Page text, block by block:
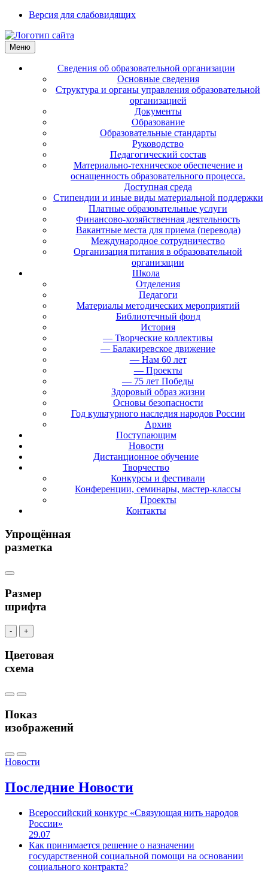
Версия для слабовидящих
Меню
Сведения об образовательной организации
Основные сведения
Структура и органы управления образовательной
организацией
Документы
Образование
Образовательные стандарты
Руководство
Педагогический состав
Материально-техническое обеспечение и
оснащенность образовательного процесса.
Доступная среда
Стипендии и иные виды материальной поддержки
Платные образовательные услуги
Финансово-хозяйственная деятельность
Вакантные места для приема (перевода)
Международное сотрудничество
Организация питания в образовательной
организации
Школа
Отделения
Педагоги
Материалы методических мероприятий
Библиотечный фонд
История
— Творческие коллективы
— Балакиревское движение
— Нам 60 лет
— Проекты
— 75 лет Победы
Здоровый образ жизни
Основы безопасности
Год культурного наследия народов России
Архив
Поступающим
Новости
Дистанционное обучение
Творчество
Конкурсы и фестивали
Конференции, семинары, мастер-классы
Проекты
Контакты
Упрощённая
разметка
Размер
шрифта
- +
Цветовая
схема
Показ
изображений
Новости
Последние Новости
Всероссийский конкурс «Связующая нить народов
России»
29.07
Как принимается решение о назначении
государственной социальной помощи на основании
социального контракта?